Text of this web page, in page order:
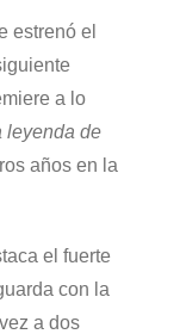
estrenó el
a lo
leyenda de
años en la
el fuerte
con la
a dos